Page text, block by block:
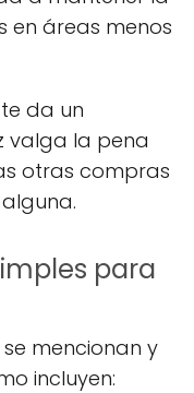
en áreas menos
da un
valga la pena
otras compras
para
mencionan y
incluyen: